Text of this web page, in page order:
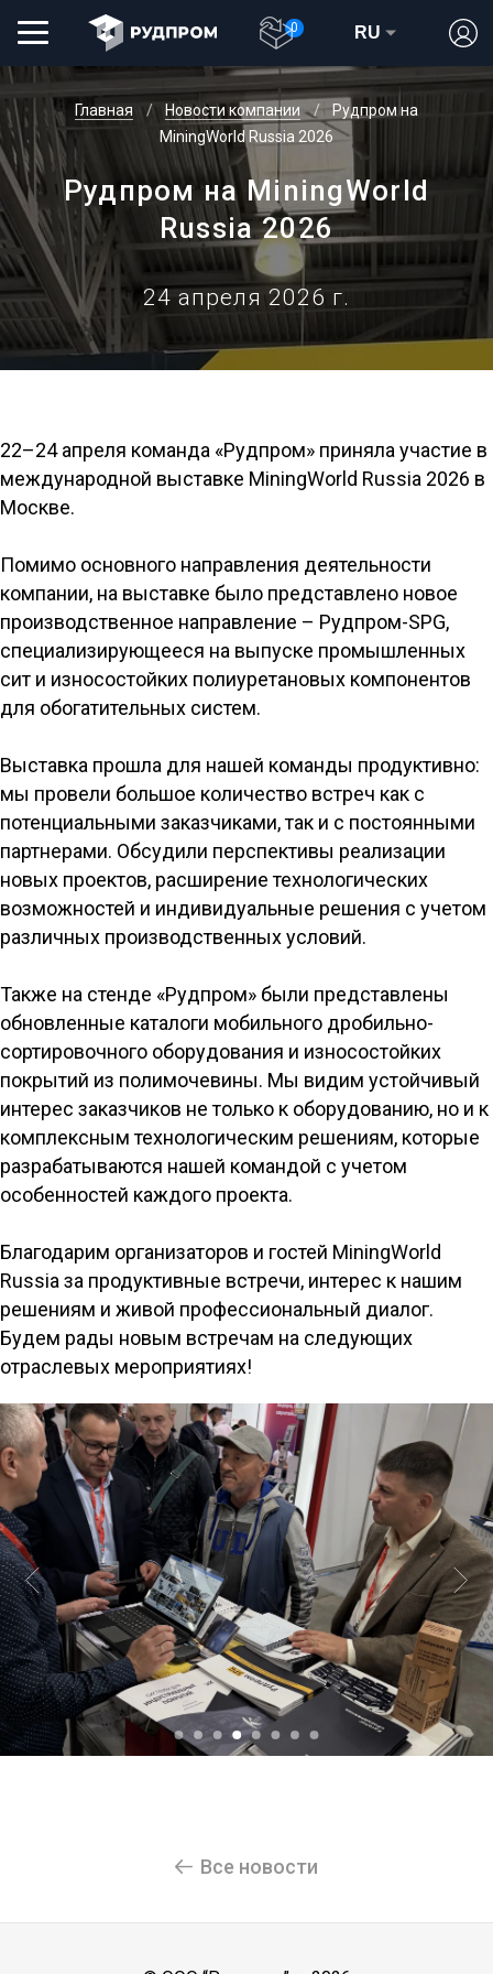
0 RU
Главная Новости компании
Рудпром на
MiningWorld Russia 2026
Рудпром на MiningWorld
Russia 2026
24 апреля 2026 г.
22–24 апреля команда «Рудпром» приняла участие в
международной выставке MiningWorld Russia 2026 в
Москве.
Помимо основного направления деятельности
компании, на выставке было представлено новое
производственное направление – Рудпром-SPG,
специализирующееся на выпуске промышленных
сит и износостойких полиуретановых компонентов
для обогатительных систем.
Выставка прошла для нашей команды продуктивно:
мы провели большое количество встреч как с
потенциальными заказчиками, так и с постоянными
партнерами. Обсудили перспективы реализации
новых проектов, расширение технологических
возможностей и индивидуальные решения с учетом
различных производственных условий.
Также на стенде «Рудпром» были представлены
обновленные каталоги мобильного дробильно-
сортировочного оборудования и износостойких
покрытий из полимочевины. Мы видим устойчивый
интерес заказчиков не только к оборудованию, но и к
комплексным технологическим решениям, которые
разрабатываются нашей командой с учетом
особенностей каждого проекта.
Благодарим организаторов и гостей MiningWorld
Russia за продуктивные встречи, интерес к нашим
решениям и живой профессиональный диалог.
Будем рады новым встречам на следующих
отраслевых мероприятиях!
Все новости